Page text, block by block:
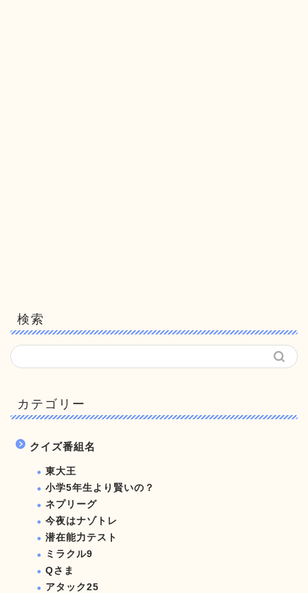
検索
カテゴリー
クイズ番組名
東大王
小学5年生より賢いの？
ネプリーグ
今夜はナゾトレ
潜在能力テスト
ミラクル9
Qさま
アタック25